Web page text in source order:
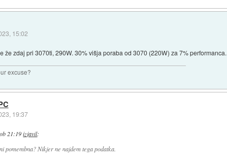
15:02
že zdaj pri 3070ti, 290W. 30% višja poraba od 3070 (220W) za 7% performanca.
excuse?
19:37
21:19 izjavil:
pomembna? Nikjer ne najdem tega podatka.